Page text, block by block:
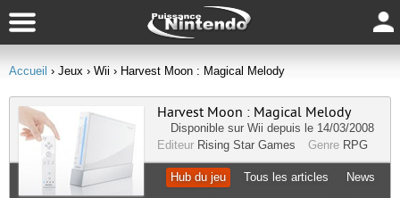
Accueil › Jeux › Wii › Harvest Moon : Magical Melody
Harvest Moon : Magical Melody
Disponible sur Wii depuis le 14/03/2008
Editeur Rising Star Games Genre RPG
Hub du jeu Tous les articles News